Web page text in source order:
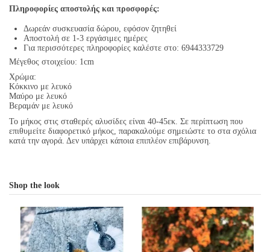
Πληροφορίες αποστολής και προσφορές:
Δωρεάν συσκευασία δώρου, εφόσον ζητηθεί
Αποστολή σε 1-3 εργάσιμες ημέρες
Για περισσότερες πληροφορίες καλέστε στο: 6944333729
Μέγεθος στοιχείου: 1cm
Χρώμα:
Κόκκινο με λευκό
Μαύρο με λευκό
Βεραμάν με λευκό
Το μήκος στις σταθερές αλυσίδες είναι 40-45εκ. Σε περίπτωση που
επιθυμείτε διαφορετικό μήκος, παρακαλούμε σημειώστε το στα σχόλια
κατά την αγορά. Δεν υπάρχει κάποια επιπλέον επιβάρυνση.
Shop the look